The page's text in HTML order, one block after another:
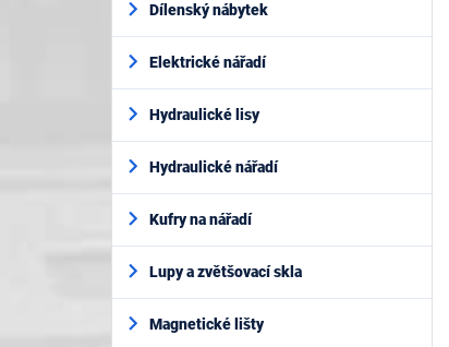
Dílenský nábytek
Elektrické nářadí
Hydraulické lisy
Hydraulické nářadí
Kufry na nářadí
Lupy a zvětšovací skla
Magnetické lišty